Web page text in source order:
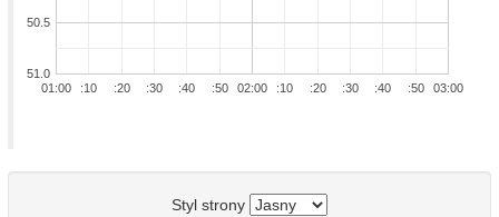
01:00 02:00 03:00
:10 :20 :30 :40 :50 :10 :20 :30 :40 :50
50.5
51.0
Styl strony